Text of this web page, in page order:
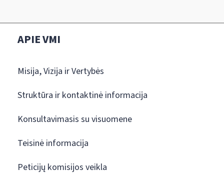
APIE VMI
Misija, Vizija ir Vertybės
Struktūra ir kontaktinė informacija
Konsultavimasis su visuomene
Teisinė informacija
Peticijų komisijos veikla